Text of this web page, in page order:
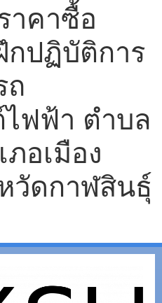
าคาซื้อ
ปฏิบัติการ
ถ
ฟฟ้า ตำบล
อเมือง
วัดกาฬสินธุ์